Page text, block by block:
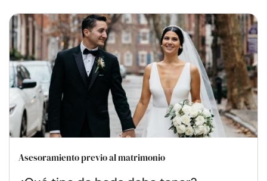
Asesoramiento previo al matrimonio